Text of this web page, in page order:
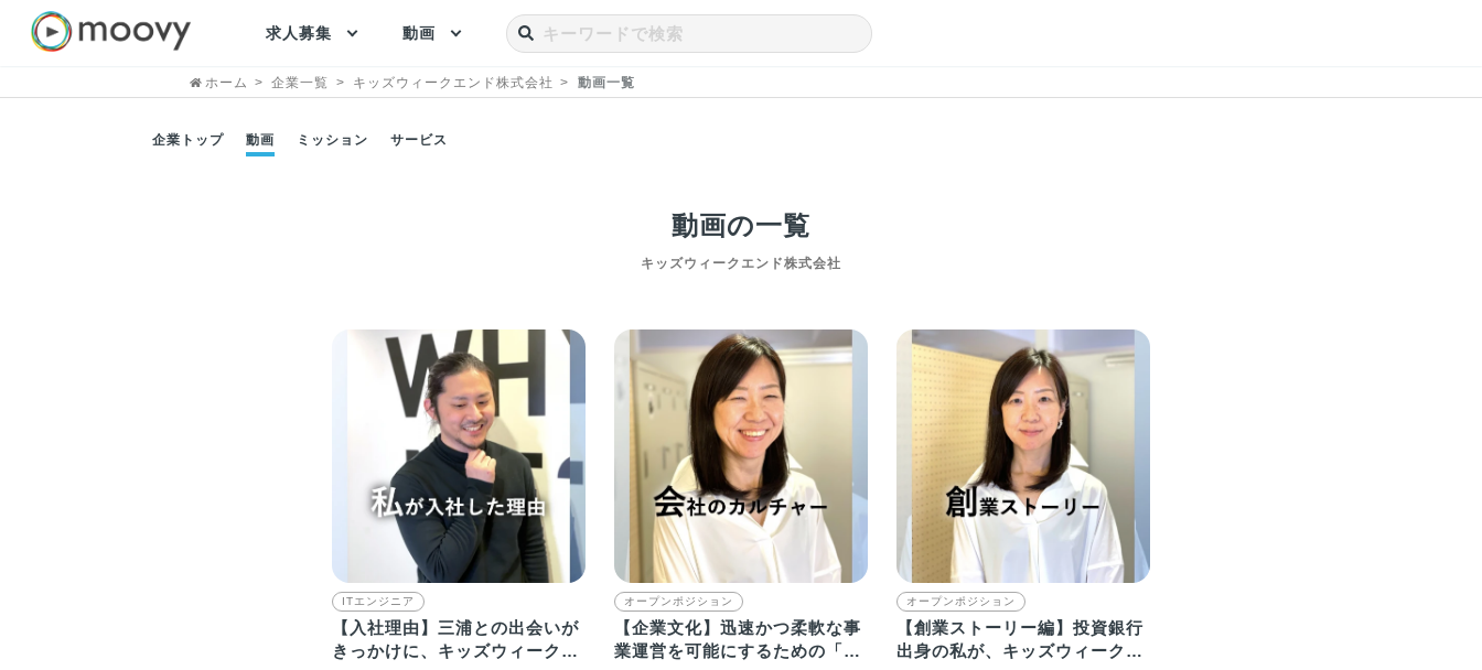
求人募集 動画
ホーム 企業一覧 キッズウィークエンド株式会社 動画一覧
企業トップ 動画 ミッション サービス
動画の一覧
キッズウィークエンド株式会社
ITエンジニア
【入社理由】三浦との出会いが
きっかけに、キッズウィークエ
オープンポジション
【企業文化】迅速かつ柔軟な事
業運営を可能にするための「フ
オープンポジション
【創業ストーリー編】投資銀行
出身の私が、キッズウィークエ